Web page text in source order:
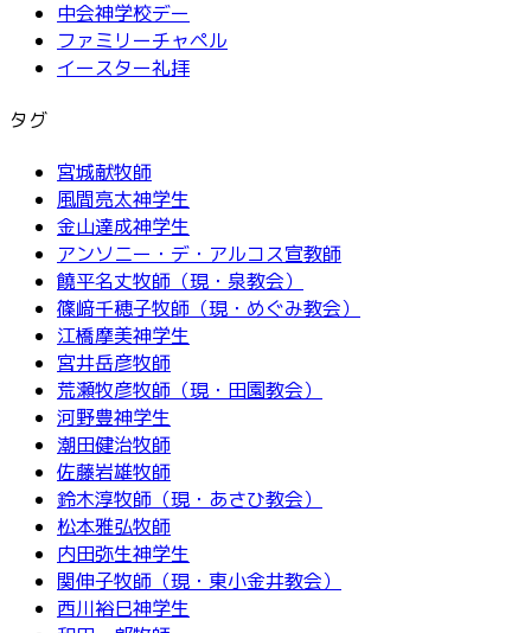
中会神学校デー
ファミリーチャペル
イースター礼拝
タグ
宮城献牧師
風間亮太神学生
金山達成神学生
アンソニー・デ・アルコス宣教師
饒平名丈牧師（現・泉教会）
篠﨑千穂子牧師（現・めぐみ教会）
江橋摩美神学生
宮井岳彦牧師
荒瀬牧彦牧師（現・田園教会）
河野豊神学生
潮田健治牧師
佐藤岩雄牧師
鈴木淳牧師（現・あさひ教会）
松本雅弘牧師
内田弥生神学生
関伸子牧師（現・東小金井教会）
西川裕巳神学生